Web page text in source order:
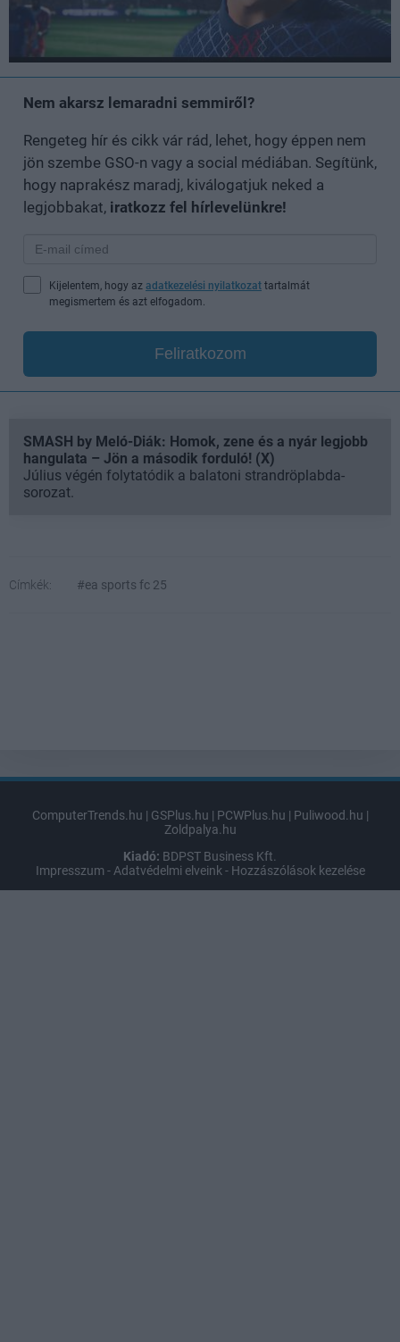
Nem akarsz lemaradni semmiről?
Rengeteg hír és cikk vár rád, lehet, hogy éppen nem
jön szembe GSO-n vagy a social médiában. Segítünk,
hogy naprakész maradj, kiválogatjuk neked a
legjobbakat, iratkozz fel hírlevelünkre!
Kijelentem, hogy az adatkezelési nyilatkozat tartalmát
megismertem és azt elfogadom.
Feliratkozom
SMASH by Meló-Diák: Homok, zene és a nyár legjobb
hangulata – Jön a második forduló! (X)
Július végén folytatódik a balatoni strandröplabda-
sorozat.
Címkék: #ea sports fc 25
ComputerTrends.hu | GSPlus.hu | PCWPlus.hu | Puliwood.hu |
Zoldpalya.hu
Kiadó: BDPST Business Kft.
Impresszum -Adatvédelmi elveink- Hozzászólások kezelése